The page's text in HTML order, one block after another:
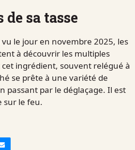
sa tasse
vu le jour en novembre 2025, les
à découvrir les multiples
ingrédient, souvent relégué à
se prête à une variété de
passant par le déglaçage. Il est
sur le feu.